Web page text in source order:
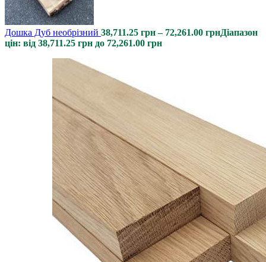
Дошка Дуб необрізний 38,711.25 грн – 72,261.00 грнДіапазон
цін: від 38,711.25 грн до 72,261.00 грн